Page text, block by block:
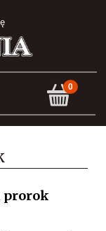
prorok